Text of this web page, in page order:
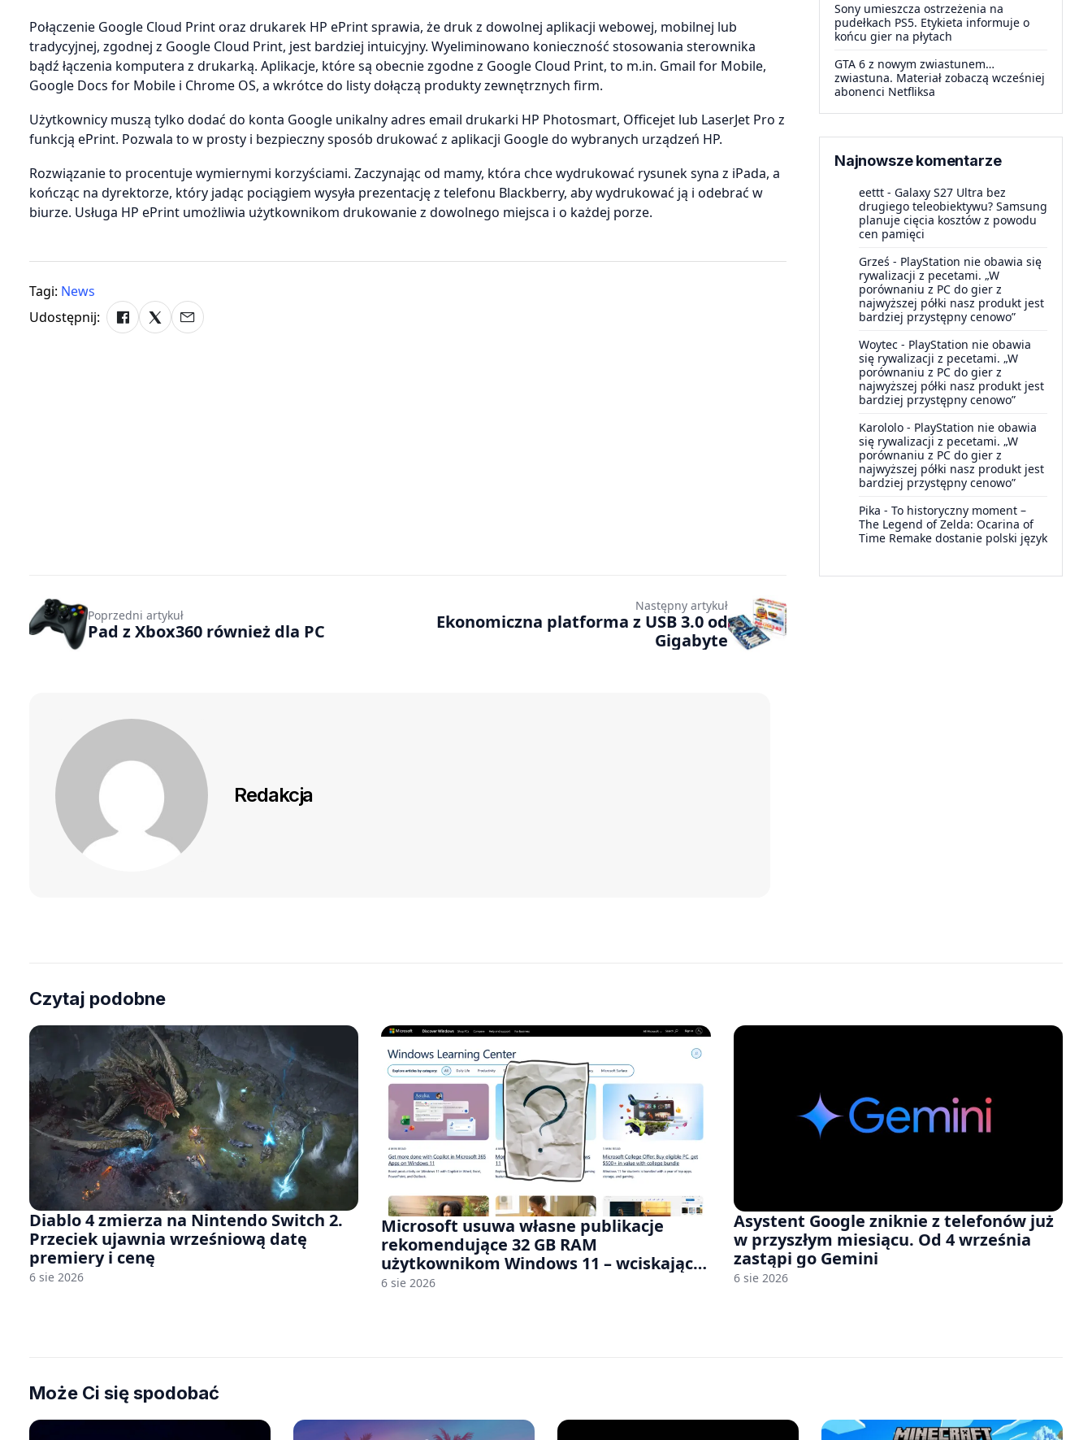
Połączenie Google Cloud Print oraz drukarek HP ePrint sprawia, że druk z dowolnej aplikacji webowej, mobilnej lub
tradycyjnej, zgodnej z Google Cloud Print, jest bardziej intuicyjny. Wyeliminowano konieczność stosowania sterownika
bądź łączenia komputera z drukarką. Aplikacje, które są obecnie zgodne z Google Cloud Print, to m.in. Gmail for Mobile,
Google Docs for Mobile i Chrome OS, a wkrótce do listy dołączą produkty zewnętrznych firm.
Użytkownicy muszą tylko dodać do konta Google unikalny adres email drukarki HP Photosmart, Officejet lub LaserJet Pro z
funkcją ePrint. Pozwala to w prosty i bezpieczny sposób drukować z aplikacji Google do wybranych urządzeń HP.
Rozwiązanie to procentuje wymiernymi korzyściami. Zaczynając od mamy, która chce wydrukować rysunek syna z iPada, a
kończąc na dyrektorze, który jadąc pociągiem wysyła prezentację z telefonu Blackberry, aby wydrukować ją i odebrać w
biurze. Usługa HP ePrint umożliwia użytkownikom drukowanie z dowolnego miejsca i o każdej porze.
Tagi: News
Udostępnij:
Sony umieszcza ostrzeżenia na
pudełkach PS5. Etykieta informuje o
końcu gier na płytach
GTA 6 z nowym zwiastunem…
zwiastuna. Materiał zobaczą wcześniej
abonenci Netfliksa
Najnowsze komentarze
eettt - Galaxy S27 Ultra bez
drugiego teleobiektywu? Samsung
planuje cięcia kosztów z powodu
cen pamięci
Grześ - PlayStation nie obawia się
rywalizacji z pecetami. „W
porównaniu z PC do gier z
najwyższej półki nasz produkt jest
bardziej przystępny cenowo”
Woytec - PlayStation nie obawia
się rywalizacji z pecetami. „W
porównaniu z PC do gier z
najwyższej półki nasz produkt jest
bardziej przystępny cenowo”
Karololo - PlayStation nie obawia
się rywalizacji z pecetami. „W
porównaniu z PC do gier z
najwyższej półki nasz produkt jest
bardziej przystępny cenowo”
Pika - To historyczny moment –
The Legend of Zelda: Ocarina of
Time Remake dostanie polski język
Poprzedni artykuł
Pad z Xbox360 również dla PC
Następny artykuł
Ekonomiczna platforma z USB 3.0 od
Gigabyte
Redakcja
Czytaj podobne
Diablo 4 zmierza na Nintendo Switch 2.
Przeciek ujawnia wrześniową datę
premiery i cenę
6 sie 2026
Microsoft usuwa własne publikacje
rekomendujące 32 GB RAM
użytkownikom Windows 11 – wciskając
nam przy tym komputery z 8 GB RAM po
6 sie 2026
Asystent Google zniknie z telefonów już
w przyszłym miesiącu. Od 4 września
zastąpi go Gemini
6 sie 2026
Może Ci się spodobać